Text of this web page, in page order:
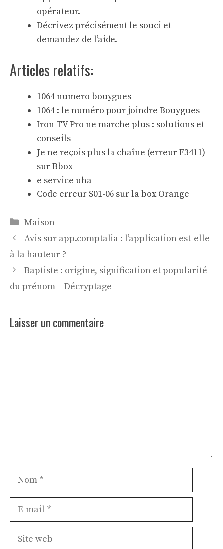
opérateur.
Décrivez précisément le souci et
demandez de l’aide.
Articles relatifs:
1064 numero bouygues
1064 : le numéro pour joindre Bouygues
Iron TV Pro ne marche plus : solutions et
conseils -
Je ne reçois plus la chaîne (erreur F3411)
sur Bbox
e service uha
Code erreur S01-06 sur la box Orange
Catégories
Maison
Avis sur app.comptalia : l’application est-elle
à la hauteur ?
Baptiste : origine, signification et popularité
du prénom – Décryptage
Laisser un commentaire
Nom
Site